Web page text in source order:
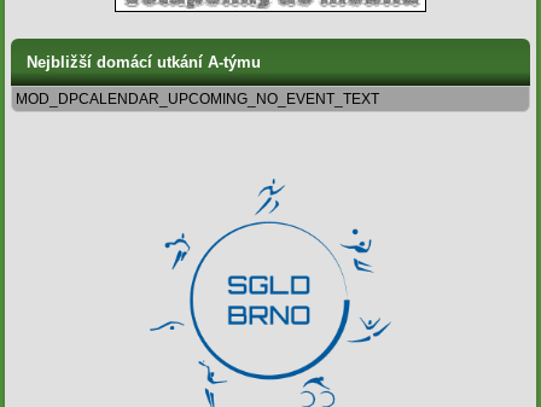
Nejbližší domácí utkání A-týmu
MOD_DPCALENDAR_UPCOMING_NO_EVENT_TEXT